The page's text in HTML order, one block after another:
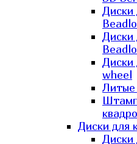
Диски
Диски
Диски
wheel
Литые
Диски для
Диски